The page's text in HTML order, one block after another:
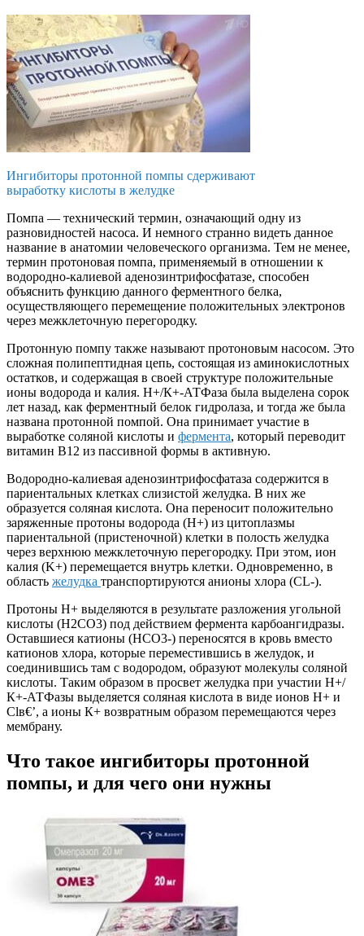
Ингибиторы протонной помпы сдерживают
выработку кислоты в желудке
Помпа — технический термин, означающий одну из
разновидностей насоса. И немного странно видеть данное
название в анатомии человеческого организма. Тем не менее,
термин протоновая помпа, применяемый в отношении к
водородно-калиевой аденозинтрифосфатазе, способен
объяснить функцию данного ферментного белка,
осуществляющего перемещение положительных электронов
через межклеточную перегородку.
Протонную помпу также называют протоновым насосом. Это
сложная полипептидная цепь, состоящая из аминокислотных
остатков, и содержащая в своей структуре положительные
ионы водорода и калия. Н+/К+-АТФаза была выделена сорок
лет назад, как ферментный белок гидролаза, и тогда же была
названа протонной помпой. Она принимает участие в
выработке соляной кислоты и фермента, который переводит
витамин В12 из пассивной формы в активную.
Водородно-калиевая аденозинтрифосфатаза содержится в
париентальных клетках слизистой желудка. В них же
образуется соляная кислота. Она переносит положительно
заряженные протоны водорода (H+) из цитоплазмы
париентальной (пристеночной) клетки в полость желудка
через верхнюю межклеточную перегородку. При этом, ион
калия (K+) перемещается внутрь клетки. Одновременно, в
область желудка транспортируются анионы хлора (CL-).
Протоны Н+ выделяются в результате разложения угольной
кислоты (Н2СО3) под действием фермента карбоангидразы.
Оставшиеся катионы (НСО3-) переносятся в кровь вместо
катионов хлора, которые переместившись в желудок, и
соединившись там с водородом, образуют молекулы соляной
кислоты. Таким образом в просвет желудка при участии Н+/
К+-АТФазы выделяется соляная кислота в виде ионов Н+ и
Clв€’, а ионы К+ возвратным образом перемещаются через
мембрану.
Что такое ингибиторы протонной
помпы, и для чего они нужны